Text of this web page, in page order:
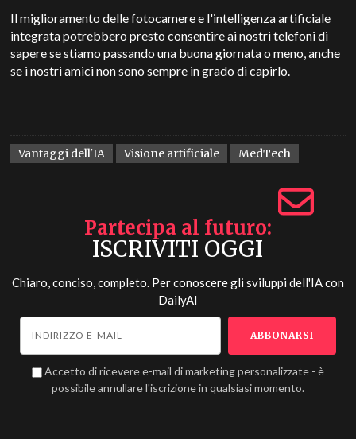
Il miglioramento delle fotocamere e l'intelligenza artificiale
integrata potrebbero presto consentire ai nostri telefoni di
sapere se stiamo passando una buona giornata o meno, anche
se i nostri amici non sono sempre in grado di capirlo.
Vantaggi dell'IA Visione artificiale MedTech
Partecipa al futuro
ISCRIVITI OGGI
Chiaro, conciso, completo. Per conoscere gli sviluppi dell'IA con
DailyAI
Accetto di ricevere e-mail di marketing personalizzate - è
possibile annullare l'iscrizione in qualsiasi momento.